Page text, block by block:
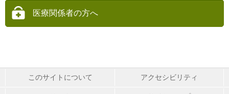
医療関係者の方へ
このサイトについて アクセシビリティ